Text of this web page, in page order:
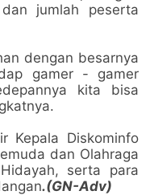
jumlah peserta
dengan besarnya
gamer - gamer
kita bisa
Kepala Diskominfo
dan Olahraga
serta para
.(GN-Adv)